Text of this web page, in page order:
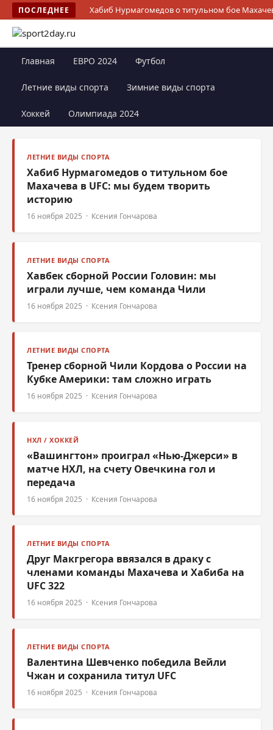
ПОСЛЕДНЕЕ Хабиб Нурмагомедов о титульном бое
Главная ЕВРО 2024 Футбол
Летние виды спорта Зимние виды спорта
Хоккей Олимпиада 2024
ЛЕТНИЕ ВИДЫ СПОРТА
Хабиб Нурмагомедов о титульном бое
Махачева в UFC: мы будем творить
историю
16 ноября 2025 · Ксения Гончарова
ЛЕТНИЕ ВИДЫ СПОРТА
Хавбек сборной России Головин: мы
играли лучше, чем команда Чили
16 ноября 2025 · Ксения Гончарова
ЛЕТНИЕ ВИДЫ СПОРТА
Тренер сборной Чили Кордова о России на
Кубке Америки: там сложно играть
16 ноября 2025 · Ксения Гончарова
НХЛ / ХОККЕЙ
«Вашингтон» проиграл «Нью-Джерси» в
матче НХЛ, на счету Овечкина гол и
передача
16 ноября 2025 · Ксения Гончарова
ЛЕТНИЕ ВИДЫ СПОРТА
Друг Макгрегора ввязался в драку с
членами команды Махачева и Хабиба на
UFC 322
16 ноября 2025 · Ксения Гончарова
ЛЕТНИЕ ВИДЫ СПОРТА
Валентина Шевченко победила Вейли
Чжан и сохранила титул UFC
16 ноября 2025 · Ксения Гончарова